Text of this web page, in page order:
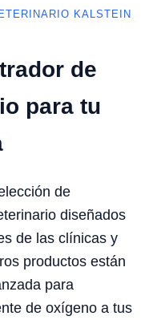
KALSTEIN
de
para tu
de
diseñados
de las clínicas y
productos están
para
de oxígeno a tus